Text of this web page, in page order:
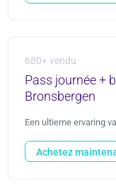
680+ vendu
Pass journée +
Bronsbergen
Een ultieme ervaring
Achetez